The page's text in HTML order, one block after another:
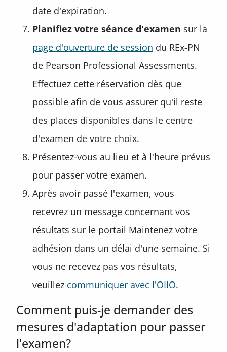
date d'expiration.
Planifiez votre séance d'examen sur la
page d'ouverture de session du REx-PN
de Pearson Professional Assessments.
Effectuez cette réservation dès que
possible afin de vous assurer qu'il reste
des places disponibles dans le centre
d'examen de votre choix.
Présentez-vous au lieu et à l'heure prévus
pour passer votre examen.
Après avoir passé l'examen, vous
recevrez un message concernant vos
résultats sur le portail Maintenez votre
adhésion dans un délai d'une semaine. Si
vous ne recevez pas vos résultats,
veuillez communiquer avec l'OIIO.
Comment puis-je demander des
mesures d'adaptation pour passer
l'examen?